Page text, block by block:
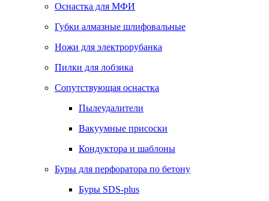
Оснастка для МФИ
Губки алмазные шлифовальные
Ножи для электрорубанка
Пилки для лобзика
Сопутствующая оснастка
Пылеудалители
Вакуумные присоски
Кондуктора и шаблоны
Буры для перфоратора по бетону
Буры SDS-plus